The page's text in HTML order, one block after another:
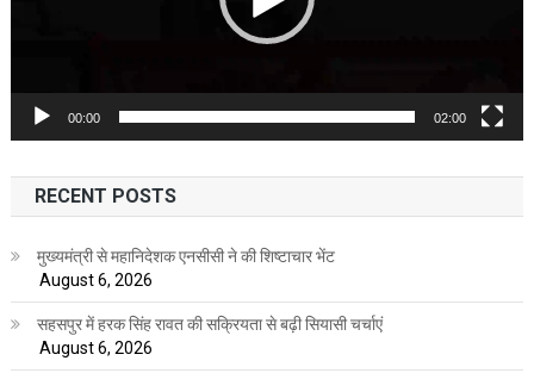
00:00 02:00
RECENT POSTS
मुख्यमंत्री से महानिदेशक एनसीसी ने की शिष्टाचार भेंट
August 6, 2026
सहसपुर में हरक सिंह रावत की सक्रियता से बढ़ी सियासी चर्चाएं
August 6, 2026